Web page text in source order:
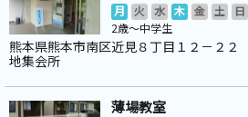
月 火 水 木 金 土
日
2歳～中学生
熊本県熊本市南区近見８丁目１２－２
地集会所
薄場教室